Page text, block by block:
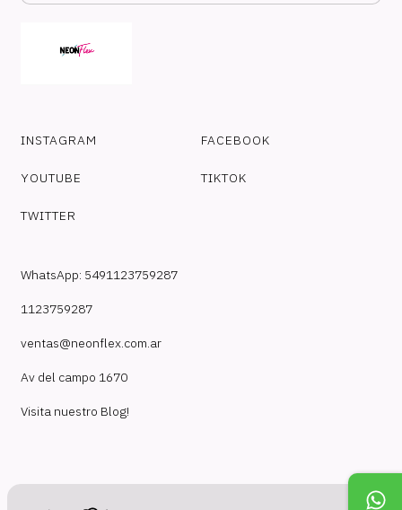
INSTAGRAM FACEBOOK
YOUTUBE TIKTOK
TWITTER
WhatsApp: 5491123759287
1123759287
ventas@neonflex.com.ar
Av del campo 1670
Visita nuestro Blog!